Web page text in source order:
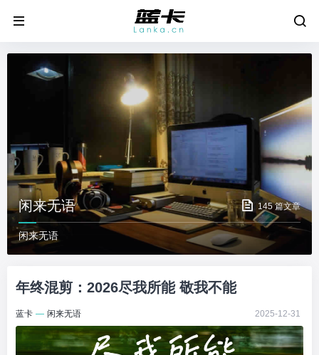
闲来无语 145 篇文章
闲来无语
年终混剪：2026尽我所能 敬我不能
蓝卡 — 闲来无语 2025-12-31